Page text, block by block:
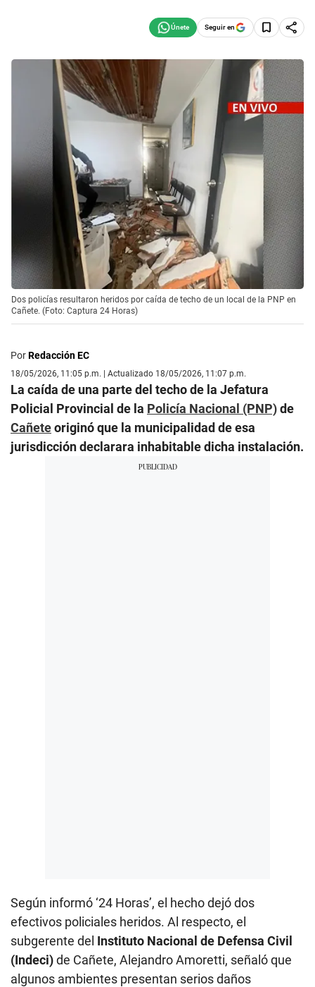
Seguir en
Dos policías resultaron heridos por caída de techo de un local de la PNP en
Cañete. (Foto: Captura 24 Horas)
PorRedacción EC
18/05/2026, 11:05 p.m. | Actualizado 18/05/2026, 11:07 p.m.
La caída de una parte del techo de la Jefatura
Policial Provincial de la Policía Nacional (PNP)de
Cañeteoriginó que la municipalidad de esa
jurisdicción declarara inhabitable dicha instalación.
Según informó ‘24 Horas’, el hecho dejó dos
efectivos policiales heridos. Al respecto, el
subgerente del Instituto Nacional de Defensa Civil
(Indeci)de Cañete, Alejandro Amoretti, señaló que
algunos ambientes presentan serios daños